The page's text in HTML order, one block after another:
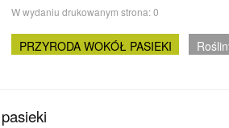
W wydaniu drukowanym strona:0
PRZYRODA WOKÓŁ PASIEKI